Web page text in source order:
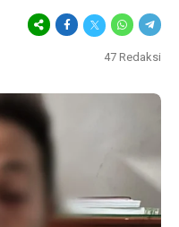
47 Redaksi